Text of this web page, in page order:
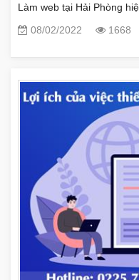
Làm web tại Hải Phòng
08/02/2022
1668